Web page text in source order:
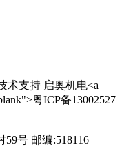
术支持 启奥机电<a
粤ICP备13002527
号 邮编:518116